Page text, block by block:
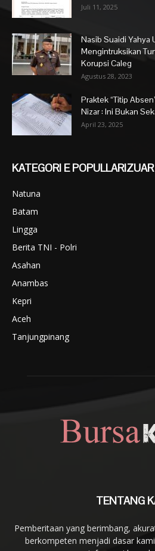
Juli 11, 2025
Nasib Suaidi Yahya
Mengintruksikan
Korupsi Caleg
Agustus 28, 2023
Praktek “Titip
Nizar : Ini Bukan
April 23, 2025
KATEGORI E POPULLARIZUAR
Natuna
Batam
Lingga
Berita TNI - Polri
Asahan
Anambas
Kepri
Aceh
Tanjungpinang
TENTANG
Pemberitaan yang berimbang,
berkompeten menjadi dasar